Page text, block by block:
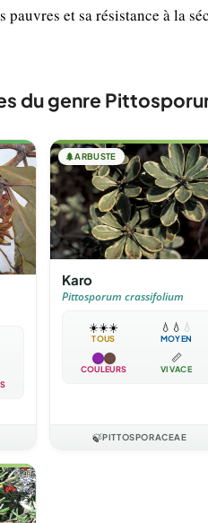
pauvres et sa résistance à la
du genre
🌲ARBUSTE
Karo
Pittosporum crassifolium
☀️☀️☀️
TOUS
💧 💧 💧
MOYEN
COULEURS
📏
VIVACE
🍃PITTOSPORACEAE